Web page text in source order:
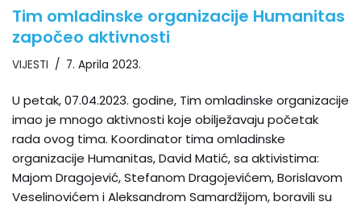
Tim omladinske organizacije Humanitas
započeo aktivnosti
VIJESTI 7. Aprila 2023.
U petak, 07.04.2023. godine, Tim omladinske organizacije
imao je mnogo aktivnosti koje obilježavaju početak
rada ovog tima. Koordinator tima omladinske
organizacije Humanitas, David Matić, sa aktivistima:
Majom Dragojević, Stefanom Dragojevićem, Borislavom
Veselinovićem i Aleksandrom Samardžijom, boravili su